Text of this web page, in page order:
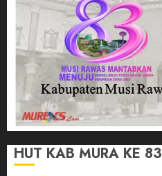
HUT KAB MURA KE 83